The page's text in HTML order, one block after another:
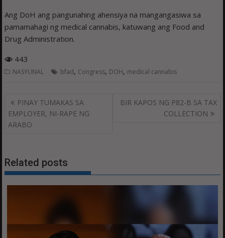
Ang DoH ang pangunahing ahensiya na mangangasiwa sa
pamamahagi ng medical cannabis, katuwang ang Food and
Drug Administration.
443
NASYUNAL bfad, Congress, DOH, medical cannabis
Post
navigation
PINAY TUMAKAS SA
EMPLOYER, NI-RAPE NG
ARABO
BIR KAPOS NG P82-B SA TAX
COLLECTION
Related posts